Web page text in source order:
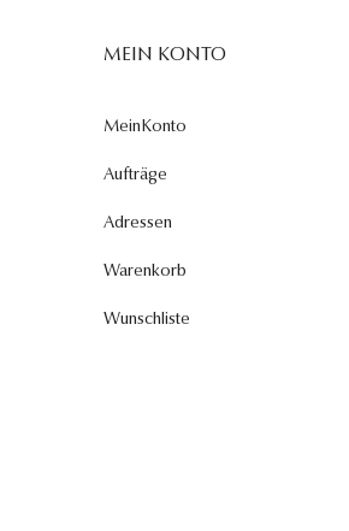
MEIN KONTO
MeinKonto
Aufträge
Adressen
Warenkorb
Wunschliste